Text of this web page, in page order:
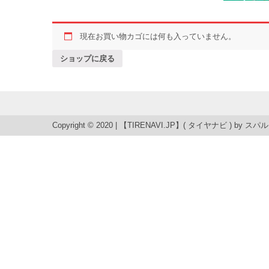
現在お買い物カゴには何も入っていません。
ショップに戻る
Copyright © 2020 | 【TIRENAVI.JP】( タイヤナビ ) by スパ